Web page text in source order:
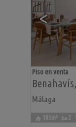
<
Benahavís,
Málaga
Piso en venta
105m² 2